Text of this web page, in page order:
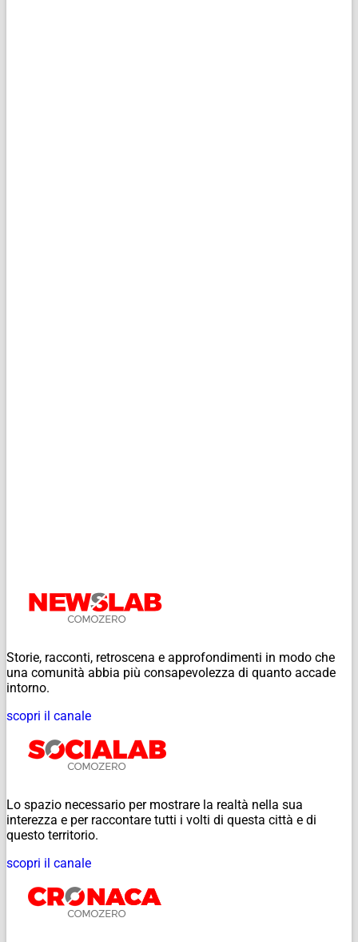
Storie, racconti, retroscena e approfondimenti in modo che
una comunità abbia più consapevolezza di quanto accade
intorno.
scopri il canale
Lo spazio necessario per mostrare la realtà nella sua
interezza e per raccontare tutti i volti di questa città e di
questo territorio.
scopri il canale